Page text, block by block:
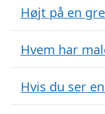
Højt på en
Hvem har
Hvis du ser